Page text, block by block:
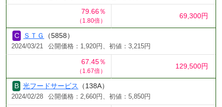
79.66％
（1.80倍）
69,300円
ＳＴＧ （5858）
2024/03/21 公開価格：1,920円、初値：3,215円
67.45％
（1.67倍）
129,500円
光フードサービス （138A）
2024/02/28 公開価格：2,660円、初値：5,850円